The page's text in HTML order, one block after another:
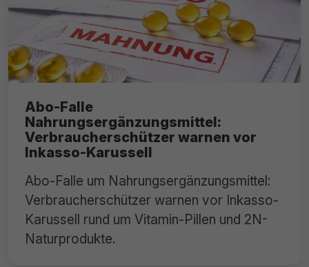
Abo-Falle
Nahrungsergänzungsmittel:
Verbraucherschützer warnen vor
Inkasso-Karussell
Abo-Falle um Nahrungsergänzungsmittel:
Verbraucherschützer warnen vor Inkasso-
Karussell rund um Vitamin-Pillen und 2N-
Naturprodukte.